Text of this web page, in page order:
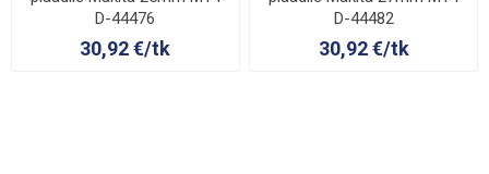
D-44476
30,92 €/tk
D-44482
30,92 €/tk